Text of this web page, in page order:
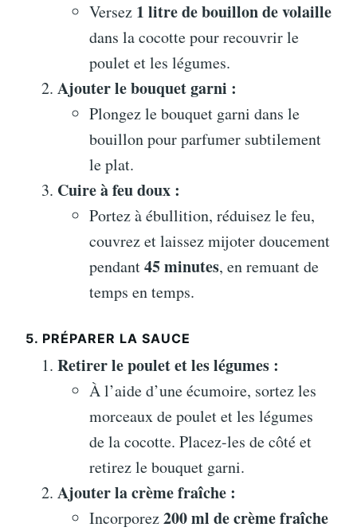
Versez 1 litre de bouillon de volaille
dans la cocotte pour recouvrir le
poulet et les légumes.
Ajouter le bouquet garni :
Plongez le bouquet garni dans le
bouillon pour parfumer subtilement
le plat.
Cuire à feu doux :
Portez à ébullition, réduisez le feu,
couvrez et laissez mijoter doucement
pendant45 minutes, en remuant de
temps en temps.
5. PRÉPARER LA SAUCE
Retirer le poulet et les légumes :
À l’aide d’une écumoire, sortez les
morceaux de poulet et les légumes
de la cocotte. Placez-les de côté et
retirez le bouquet garni.
Ajouter la crème fraîche :
Incorporez200 ml de crème fraîche